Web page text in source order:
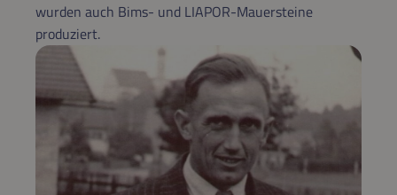
wurden auch Bims- und LIAPOR-Mauersteine
produziert.